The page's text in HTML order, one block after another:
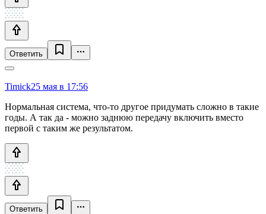
Ответить
Timick25 мая в 17:56
Нормальная система, что-то другое придумать сложно в такие
годы. А так да - можно заднюю передачу включить вместо
первой с таким же результатом.
Ответить